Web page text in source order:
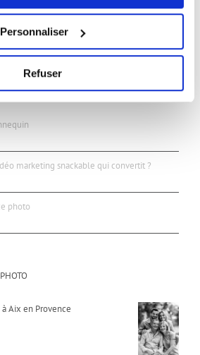
Personnaliser
Refuser
marketing snackable qui convertit ?
photo
Aix en Provence